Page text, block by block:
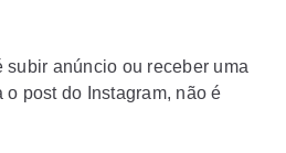
anúncio ou receber uma
post do Instagram, não é